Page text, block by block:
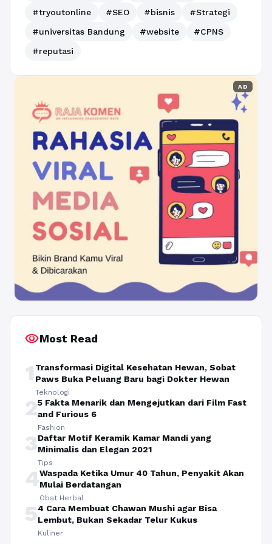
#tryoutonline
#SEO #bisnis
#Strategi
#universitas Bandung
#website
#CPNS
#reputasi
AD
visibilityMost Read
1 Transformasi Digital Kesehatan Hewan, Sobat
Paws Buka Peluang Baru bagi Dokter Hewan
Teknologi
25 Fakta Menarik dan Mengejutkan dari Film Fast
and Furious 6
Fashion
3Daftar Motif Keramik Kamar Mandi yang
Minimalis dan Elegan 2021
Tips
4Waspada Ketika Umur 40 Tahun, Penyakit Akan
Mulai Berdatangan
Obat Herbal
54 Cara Membuat Chawan Mushi agar Bisa
Lembut, Bukan Sekadar Telur Kukus
Kuliner